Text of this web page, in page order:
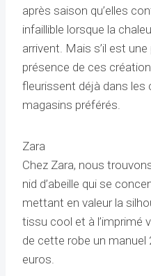
après saison qu’elles
infaillible lorsque la
arrivent. Mais s’il est
présence de ces
fleurissent déjà dans les
magasins préférés.
Zara
Chez Zara, nous
nid d’abeille qui se
mettant en valeur la
tissu cool et à l’imprimé
de cette robe un
euros.